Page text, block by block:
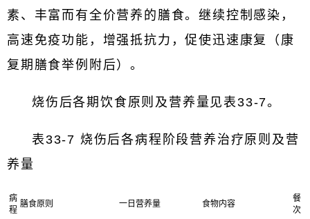
素、丰富而有全价营养的膳食。继续控制感染，
高速免疫功能，增强抵抗力，促使迅速康复（康
复期膳食举例附后）。
烧伤后各期饮食原则及营养量见表33-7。
表33-7 烧伤后各病程阶段营养治疗原则及营
养量
病
程
膳食原则 一日营养量 食物内容
餐
次